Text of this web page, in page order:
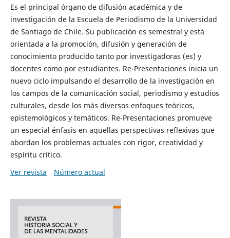
Es el principal órgano de difusión académica y de
investigación de la Escuela de Periodismo de la Universidad
de Santiago de Chile. Su publicación es semestral y está
orientada a la promoción, difusión y generación de
conocimiento producido tanto por investigadoras (es) y
docentes como por estudiantes. Re-Presentaciones inicia un
nuevo ciclo impulsando el desarrollo de la investigación en
los campos de la comunicación social, periodismo y estudios
culturales, desde los más diversos enfoques teóricos,
epistemológicos y temáticos. Re-Presentaciones promueve
un especial énfasis en aquellas perspectivas reflexivas que
abordan los problemas actuales con rigor, creatividad y
espíritu crítico.
Ver revista
Número actual